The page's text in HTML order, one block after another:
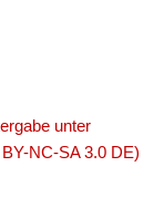
unter
NC-SA 3.0 DE)